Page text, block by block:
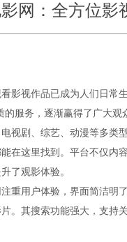
网：全方位影
影视作品已成为人们日常
的服务，逐渐赢得了广大观
视剧、综艺、动漫等多类
在这里找到。平台不仅内
了观影体验。
重用户体验，界面简洁明
。其搜索功能强大，支持